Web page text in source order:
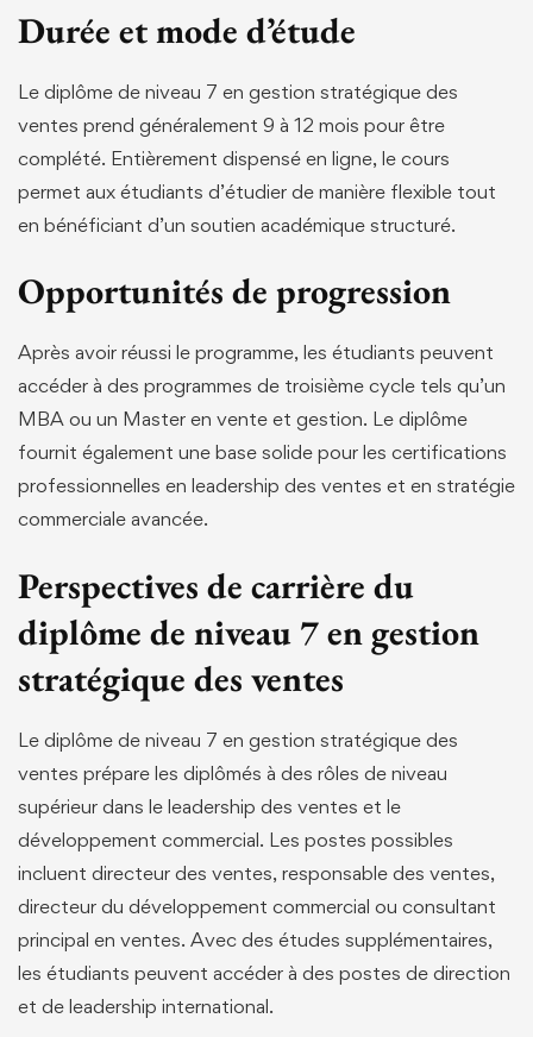
Durée et mode d’étude
Le diplôme de niveau 7 en gestion stratégique des
ventes prend généralement 9 à 12 mois pour être
complété. Entièrement dispensé en ligne, le cours
permet aux étudiants d’étudier de manière flexible tout
en bénéficiant d’un soutien académique structuré.
Opportunités de progression
Après avoir réussi le programme, les étudiants peuvent
accéder à des programmes de troisième cycle tels qu’un
MBA ou un Master en vente et gestion. Le diplôme
fournit également une base solide pour les certifications
professionnelles en leadership des ventes et en stratégie
commerciale avancée.
Perspectives de carrière du
diplôme de niveau 7 en gestion
stratégique des ventes
Le diplôme de niveau 7 en gestion stratégique des
ventes prépare les diplômés à des rôles de niveau
supérieur dans le leadership des ventes et le
développement commercial. Les postes possibles
incluent directeur des ventes, responsable des ventes,
directeur du développement commercial ou consultant
principal en ventes. Avec des études supplémentaires,
les étudiants peuvent accéder à des postes de direction
et de leadership international.